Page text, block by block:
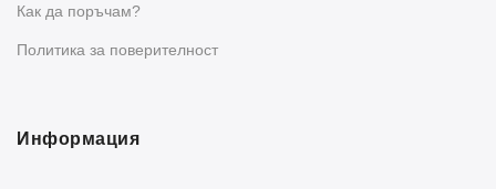
Как да поръчам?
Политика за поверителност
Информация